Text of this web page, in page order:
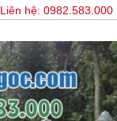
Liên hệ: 0982.583.000